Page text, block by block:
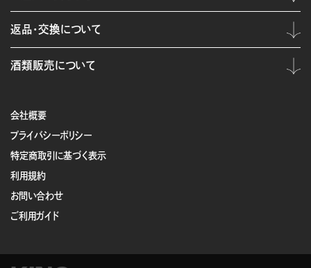
会社概要
プライバシーポリシー
特定商取引に基づく表示
利用規約
お問い合わせ
ご利用ガイド
返品・交換について
酒類販売について